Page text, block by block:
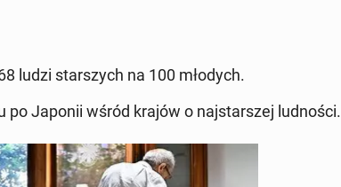
ludzi star­szych na 100 młodych.
po Japonii wśród krajów o naj­star­szej lud­no­ści.